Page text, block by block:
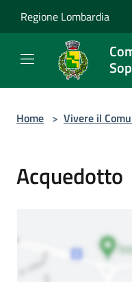
Regione Lombardia
Home > Vivere il
Acquedotto